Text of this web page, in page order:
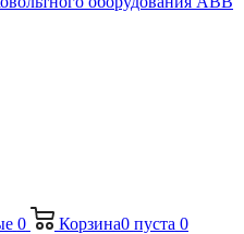
0 Корзина0 пуста 0